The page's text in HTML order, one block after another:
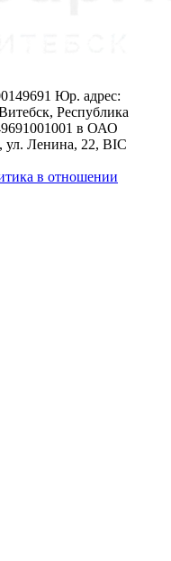
Юр. адрес:
Республика
в ОАО
ул. Ленина, 22, BIC
в отношении